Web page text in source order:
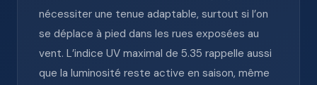
nécessiter une tenue adaptable, surtout si l’on
se déplace à pied dans les rues exposées au
vent. L’indice UV maximal de 5.35 rappelle aussi
que la luminosité reste active en saison, même